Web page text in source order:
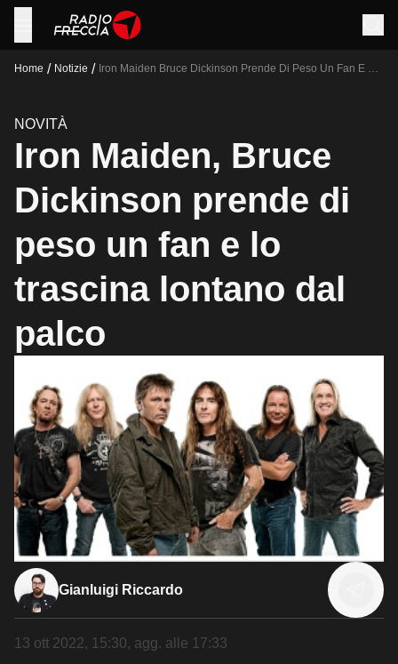
Home / Notizie / Iron Maiden Bruce Dickinson Prende Di Peso Un Fan E Lo
NOVITÀ
Iron Maiden, Bruce
Dickinson prende di
peso un fan e lo
trascina lontano dal
palco
Gianluigi Riccardo
13 ott 2022, 15:30, agg. alle 17:33